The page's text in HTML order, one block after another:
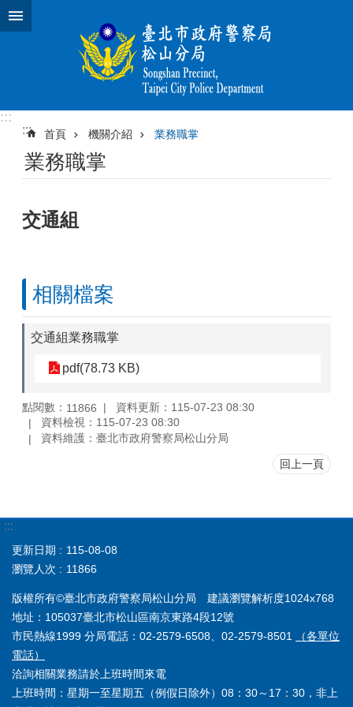
跳到主要內容區塊
:::
:::
首頁 機關介紹 業務職掌
業務職掌
交通組
相關檔案
交通組業務職掌
pdf(78.73 KB)
點閱數： 11866
資料更新：115-07-23 08:30
資料檢視：115-07-23 08:30
資料維護：臺北市政府警察局松山分局
回上一頁
:::
更新日期
115-08-08
瀏覽人次
11866
版權所有©臺北市政府警察局松山分局 建議瀏覽解析度1024x768
地址：105037臺北市松山區南京東路4段12號
市民熱線1999 分局電話：02-2579-6508、02-2579-8501
（各單位
電話）
洽詢相關業務請於上班時間來電
上班時間：星期一至星期五（例假日除外）08：30～17：30，非上